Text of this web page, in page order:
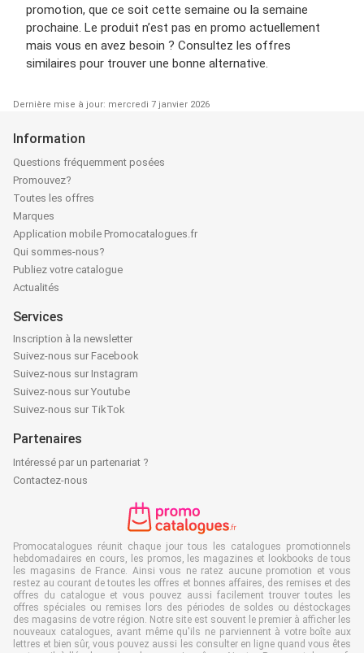
promotion, que ce soit cette semaine ou la semaine
prochaine. Le produit n’est pas en promo actuellement
mais vous en avez besoin ? Consultez les offres
similaires pour trouver une bonne alternative.
Dernière mise à jour: mercredi 7 janvier 2026
Information
Questions fréquemment posées
Promouvez?
Toutes les offres
Marques
Application mobile Promocatalogues.fr
Qui sommes-nous?
Publiez votre catalogue
Actualités
Services
Inscription à la newsletter
Suivez-nous sur Facebook
Suivez-nous sur Instagram
Suivez-nous sur Youtube
Suivez-nous sur TikTok
Partenaires
Intéressé par un partenariat ?
Contactez-nous
Promocatalogues réunit chaque jour tous les catalogues promotionnels
hebdomadaires en cours, les promos, les magazines et lookbooks de tous
les magasins de France. Ainsi vous ne ratez aucune promotion et vous
restez au courant de toutes les offres et bonnes affaires, des remises et des
offres du catalogue et vous pouvez aussi facilement trouver toutes les
offres spéciales ou remises lors des périodes de soldes ou déstockages
des magasins de votre région. Notre site est souvent le premier à afficher les
nouveaux catalogues, avant même qu'ils ne parviennent à votre boîte aux
lettres et bien sûr, vous pouvez aussi les consulter en ligne quand vous êtes